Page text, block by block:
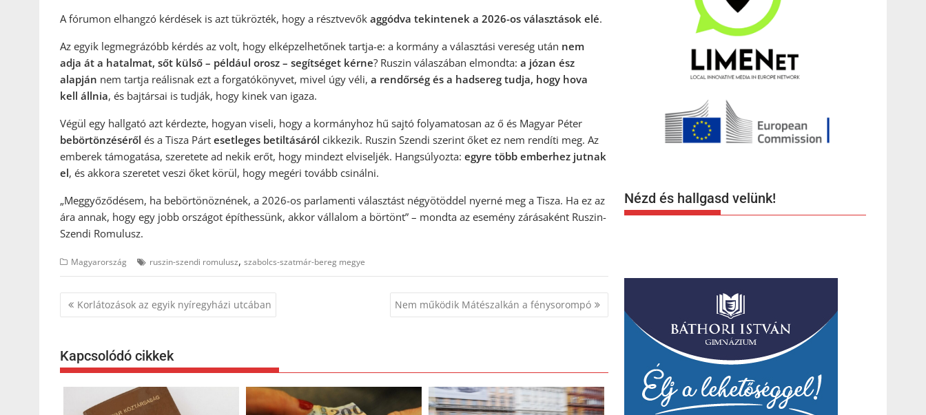
A fórumon elhangzó kérdések is azt tükrözték, hogy a résztvevők aggódva tekintenek a 2026-os választások elé.
Az egyik legmegrázóbb kérdés az volt, hogy elképzelhetőnek tartja-e: a kormány a választási vereség után nem
adja át a hatalmat, sőt külső – például orosz – segítséget kérne? Ruszin válaszában elmondta: a józan ész
alapján nem tartja reálisnak ezt a forgatókönyvet, mivel úgy véli, a rendőrség és a hadsereg tudja, hogy hova
kell állnia, és bajtársai is tudják, hogy kinek van igaza.
Végül egy hallgató azt kérdezte, hogyan viseli, hogy a kormányhoz hű sajtó folyamatosan az ő és Magyar Péter
bebörtönzéséről és a Tisza Párt esetleges betiltásáról cikkezik. Ruszin Szendi szerint őket ez nem rendíti meg. Az
emberek támogatása, szeretete ad nekik erőt, hogy mindezt elviseljék. Hangsúlyozta: egyre több emberhez jutnak
el, és akkora szeretet veszi őket körül, hogy megéri tovább csinálni.
„Meggyőződésem, ha bebörtönöznének, a 2026-os parlamenti választást négyötöddel nyerné meg a Tisza. Ha ez az
ára annak, hogy egy jobb országot építhessünk, akkor vállalom a börtönt” – mondta az esemény zárásaként Ruszin-
Szendi Romulusz.
Magyarország ruszin-szendi romulusz, szabolcs-szatmár-bereg megye
Bejegyzés
navigáció
Korlátozások az egyik nyíregyházi utcában Nem működik Mátészalkán a fénysorompó
Kapcsolódó cikkek
Nézd és hallgasd velünk!